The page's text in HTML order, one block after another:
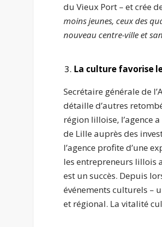
du Vieux Port – et crée
moins jeunes, ceux des
nouveau centre-ville et
La culture favorise
Secrétaire générale de
détaille d’autres
région lilloise, l’agence
de Lille auprès des
l’agence profite d’une
les entrepreneurs lillois
est un succès. Depuis
événements culturels –
et régional. La vitalité